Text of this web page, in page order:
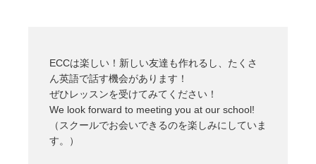
ECCは楽しい！新しい友達も作れるし、たくさ
ん英語で話す機会があります！
ぜひレッスンを受けてみてください！
We look forward to meeting you at our school!
（スクールでお会いできるのを楽しみにしていま
す。）